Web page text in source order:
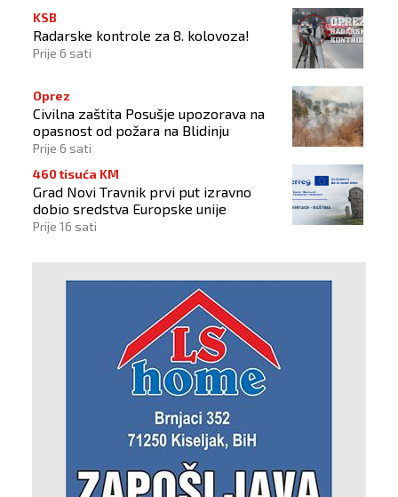
KSB
Radarske kontrole za 8. kolovoza!
Prije 6 sati
Oprez
Civilna zaštita Posušje upozorava na
opasnost od požara na Blidinju
Prije 6 sati
460 tisuća KM
Grad Novi Travnik prvi put izravno
dobio sredstva Europske unije
Prije 16 sati